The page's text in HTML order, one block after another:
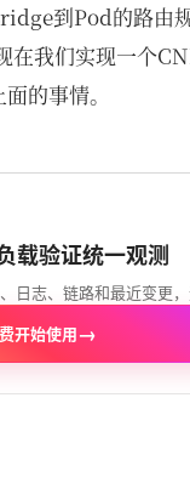
到Pod的路由
在我们实现一个
的事情。
载验证统一观测
日志、链路和最近变更，
开始使用→